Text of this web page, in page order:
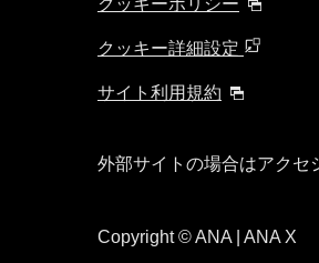
クッキー詳細設定
サイト利用規約
外部サイトの場合はアクセ
Copyright© ANA | ANA X